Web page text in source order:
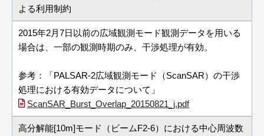
よる利用制約
2015年2月7日以前の広域観測モード観測データを用いる
場合は、一部の観測時期のみ、干渉処理が有効。
参考：「PALSAR-2広域観測モード（ScanSAR）の干渉
処理における有効データについて」
ScanSAR_Burst_Overlap_20150821_j.pdf
高分解能[10m]モード（ビームF2-6）における中心周波数